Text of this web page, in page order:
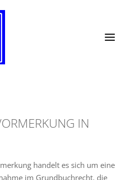
IN
handelt es sich um eine
im Grundbuchrecht, die